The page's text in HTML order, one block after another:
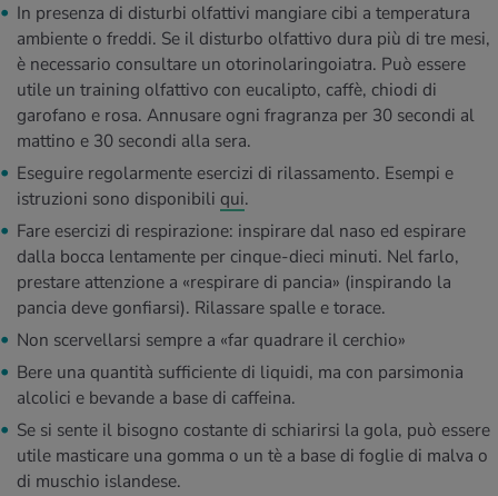
In presenza di disturbi olfattivi mangiare cibi a temperatura
ambiente o freddi. Se il disturbo olfattivo dura più di tre mesi,
è necessario consultare un otorinolaringoiatra. Può essere
utile un training olfattivo con eucalipto, caffè, chiodi di
garofano e rosa. Annusare ogni fragranza per 30 secondi al
mattino e 30 secondi alla sera.
Eseguire regolarmente esercizi di rilassamento. Esempi e
istruzioni sono disponibili qui.
Fare esercizi di respirazione: inspirare dal naso ed espirare
dalla bocca lentamente per cinque-dieci minuti. Nel farlo,
prestare attenzione a «respirare di pancia» (inspirando la
pancia deve gonfiarsi). Rilassare spalle e torace.
Non scervellarsi sempre a «far quadrare il cerchio»
Bere una quantità sufficiente di liquidi, ma con parsimonia
alcolici e bevande a base di caffeina.
Se si sente il bisogno costante di schiarirsi la gola, può essere
utile masticare una gomma o un tè a base di foglie di malva o
di muschio islandese.